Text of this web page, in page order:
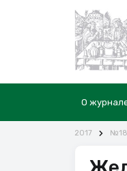
О
2017 №18